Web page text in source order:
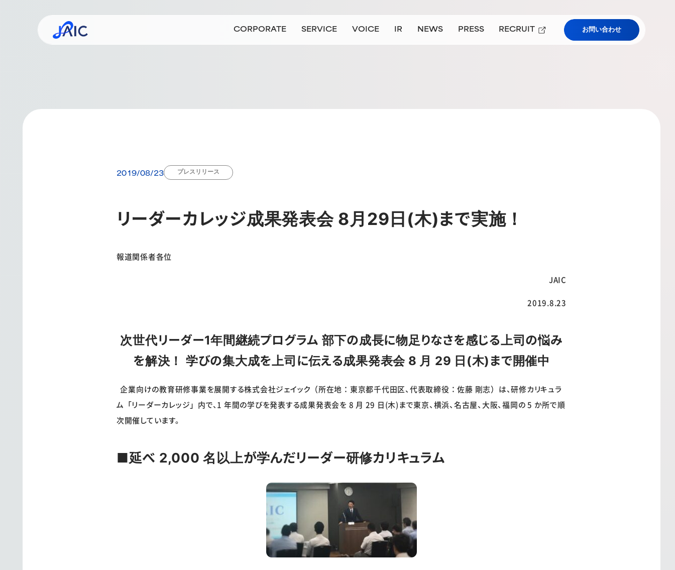
CORPORATE
SERVICE
VOICE
IR
NEWS
PRESS
RECRUIT
お問い合わせ
2019/08/23 プレスリリース
リーダーカレッジ成果発表会 8月29日(木)まで実施！
報道関係者各位
JAIC
2019.8.23
次世代リーダー1年間継続プログラム 部下の成長に物足りなさを感じる上司の悩み
を解決！ 学びの集大成を上司に伝える成果発表会 8 月 29 日(木)まで開催中
企業向けの教育研修事業を展開する株式会社ジェイック（所在地：東京都千代田区、代表取締役：佐藤 剛志）は、研修カリキュラ
ム「リーダーカレッジ」内で、1 年間の学びを発表する成果発表会を 8 月 29 日(木)まで東京、横浜、名古屋、大阪、福岡の 5 か所で順
次開催しています。
■延べ 2,000 名以上が学んだリーダー研修カリキュラム